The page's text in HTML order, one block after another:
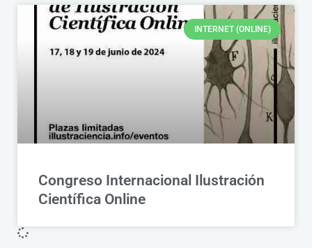
INTERNET (ONLINE)
Congreso Internacional Ilustración
Científica Online